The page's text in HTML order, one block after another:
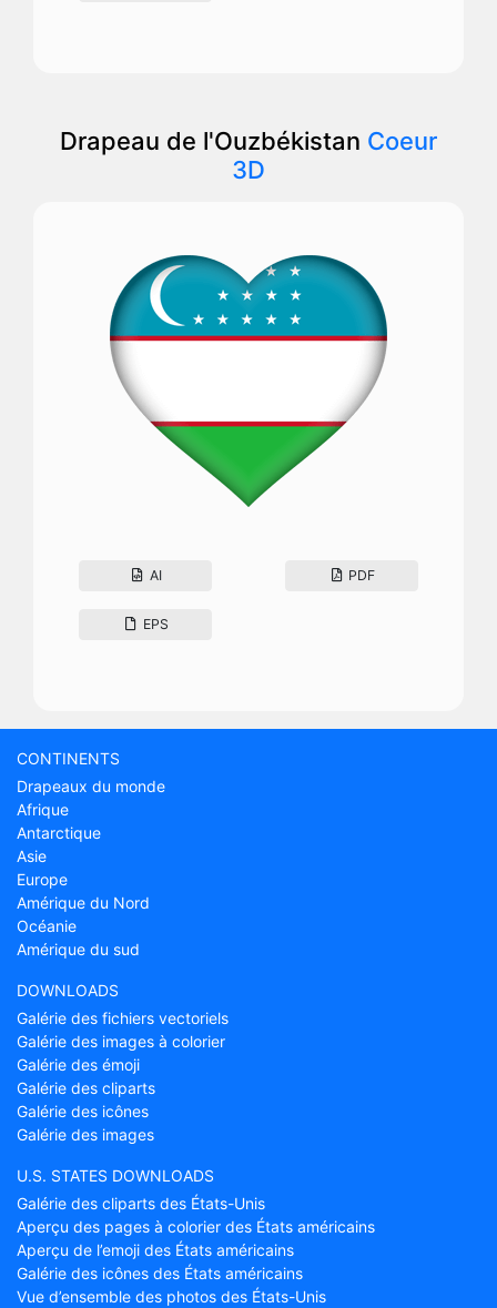
Drapeau de l'Ouzbékistan Coeur
3D
AI PDF
EPS
CONTINENTS
Drapeaux du monde
Afrique
Antarctique
Asie
Europe
Amérique du Nord
Océanie
Amérique du sud
DOWNLOADS
Galérie des fichiers vectoriels
Galérie des images à colorier
Galérie des émoji
Galérie des cliparts
Galérie des icônes
Galérie des images
U.S. STATES DOWNLOADS
Galérie des cliparts des États-Unis
Aperçu des pages à colorier des États américains
Aperçu de l’emoji des États américains
Galérie des icônes des États américains
Vue d’ensemble des photos des États-Unis